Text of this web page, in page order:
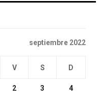
septiembre 2022
V S D
2 3 4